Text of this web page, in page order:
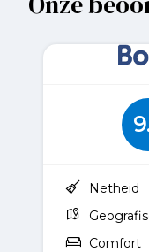
Netheid
Comfort